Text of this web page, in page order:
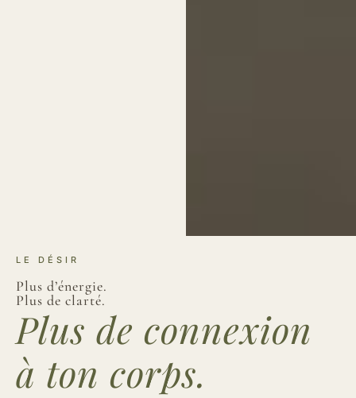
LE DÉSIR
Plus d’énergie.
Plus de clarté.
Plus de connexion
à ton corps.